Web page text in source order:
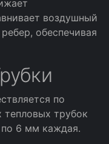
воздушный
обеспечивая
по
тепловых трубок
6 мм каждая.